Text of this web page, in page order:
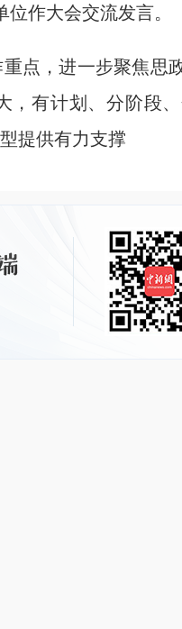
作大会交流发言。
，进一步聚焦思政
，有计划、分阶段
提供有力支撑